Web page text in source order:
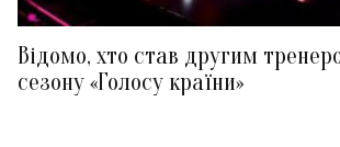
Відомо, хто став другим
сезону «Голосу країни»